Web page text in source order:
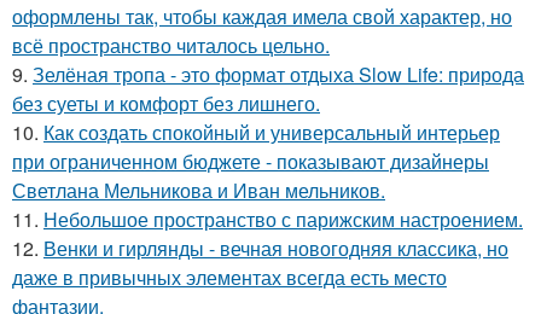
оформлены так, чтобы каждая имела свой характер, но
всё пространство читалось цельно.
9. Зелёная тропа - это формат отдыха Slow Life: природа
без суеты и комфорт без лишнего.
10. Как создать спокойный и универсальный интерьер
при ограниченном бюджете - показывают дизайнеры
Светлана Мельникова и Иван мельников.
11. Небольшое пространство с парижским настроением.
12. Венки и гирлянды - вечная новогодняя классика, но
даже в привычных элементах всегда есть место
фантазии.